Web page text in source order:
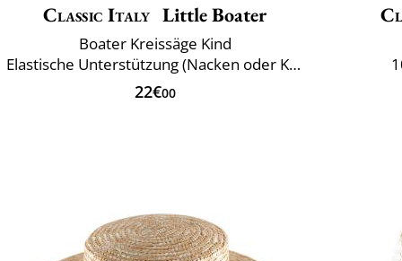
Classic Italy Little Boater
Boater Kreissäge Kind
Elastische Unterstützung (Nacken oder Kinn)
22€00